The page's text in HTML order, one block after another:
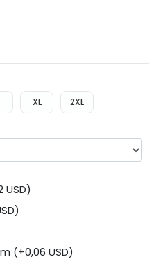
XL 2XL
USD)
(+0,06 USD)